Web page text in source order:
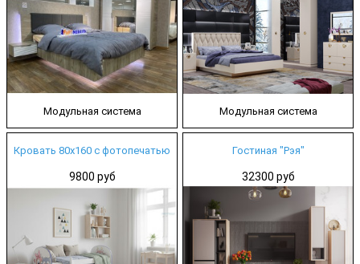
Модульная система Модульная система
Кровать 80х160 с фотопечатью
9800 руб
Гостиная "Рэя"
32300 руб